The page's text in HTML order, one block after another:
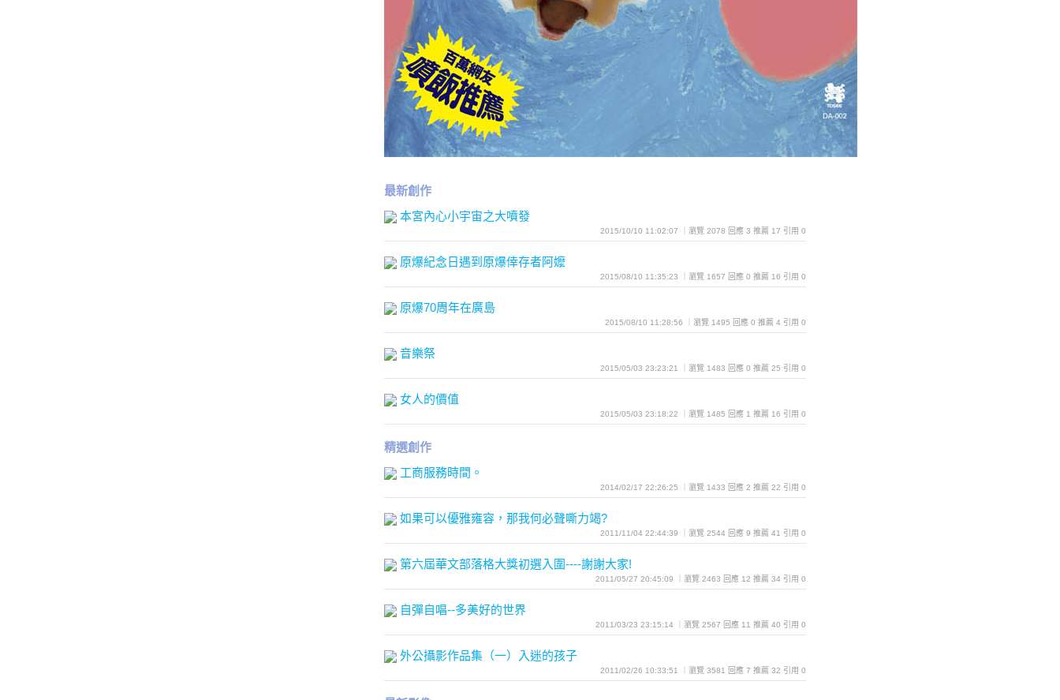
最新創作
本宮內心小宇宙之大噴發
2015/10/10 11:02:07 ｜瀏覽 2078 回應 3 推薦 17 引用 0
原爆紀念日遇到原爆倖存者阿嬤
2015/08/10 11:35:23 ｜瀏覽 1657 回應 0 推薦 16 引用 0
原爆70周年在廣島
2015/08/10 11:28:56 ｜瀏覽 1495 回應 0 推薦 4 引用 0
音樂祭
2015/05/03 23:23:21 ｜瀏覽 1483 回應 0 推薦 25 引用 0
女人的價值
2015/05/03 23:18:22 ｜瀏覽 1485 回應 1 推薦 16 引用 0
精選創作
工商服務時間。
2014/02/17 22:26:25 ｜瀏覽 1433 回應 2 推薦 22 引用 0
如果可以優雅雍容，那我何必聲嘶力竭?
2011/11/04 22:44:39 ｜瀏覽 2544 回應 9 推薦 41 引用 0
第六屆華文部落格大獎初選入圍----謝謝大家!
2011/05/27 20:45:09 ｜瀏覽 2463 回應 12 推薦 34 引用 0
自彈自唱--多美好的世界
2011/03/23 23:15:14 ｜瀏覽 2567 回應 11 推薦 40 引用 0
外公攝影作品集（一）入迷的孩子
2011/02/26 10:33:51 ｜瀏覽 3581 回應 7 推薦 32 引用 0